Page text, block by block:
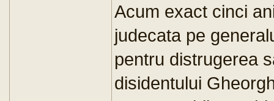
Acum exact cinci
judecata pe
pentru distrugerea
disidentului